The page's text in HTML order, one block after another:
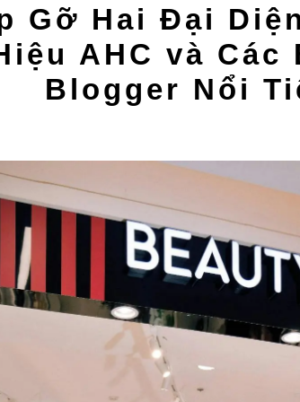
Gỡ Hai Đại
AHC và Các
Blogger Nổi